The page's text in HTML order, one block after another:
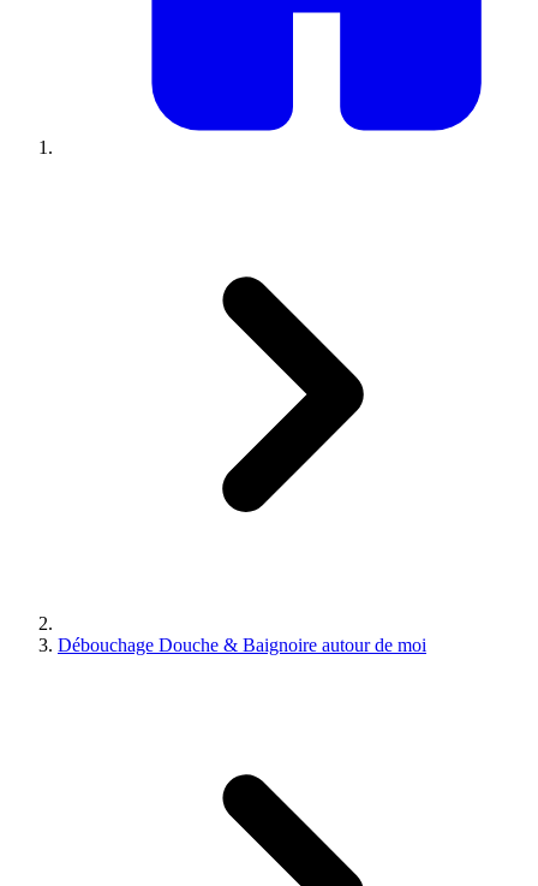
Débouchage Douche & Baignoire autour de moi